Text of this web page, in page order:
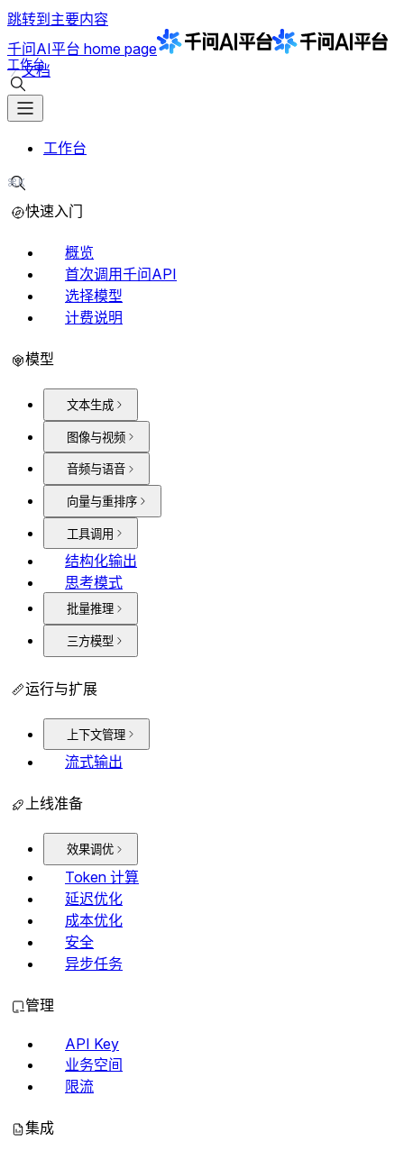
跳转到主要内容
千问AI平台 home page
文档
工作台
工作台
⌘K
快速入门
概览
首次调用千问API
选择模型
计费说明
模型
文本生成
图像与视频
音频与语音
向量与重排序
工具调用
结构化输出
思考模式
批量推理
三方模型
运行与扩展
上下文管理
流式输出
上线准备
效果调优
Token 计算
延迟优化
成本优化
安全
异步任务
管理
API Key
业务空间
限流
集成